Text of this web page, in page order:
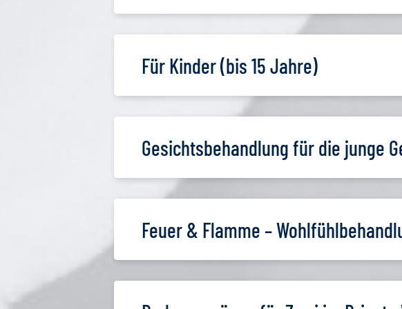
Für Kinder (bis 15 Jahre)
Gesichtsbehandlung für die junge
Feuer & Flamme –